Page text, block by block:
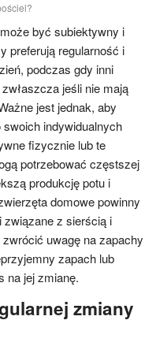
być subiektywny i
preferują regularność i
podczas gdy inni
jeśli nie mają
jest jednak, aby
indywidualnych
fizycznie lub te
potrzebować częstszej
produkcję potu i
domowe powinny
związane z sierścią i
uwagę na zapachy
zapach lub
na jej zmianę.
zmiany